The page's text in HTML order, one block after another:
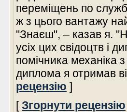
переміщень по
ж з цього вантажу
"Знаєш", – казав я.
усіх цих свідоцтв і
помічника механіка
диплома я отримав
рецензію ]
[Згорнути рецензію